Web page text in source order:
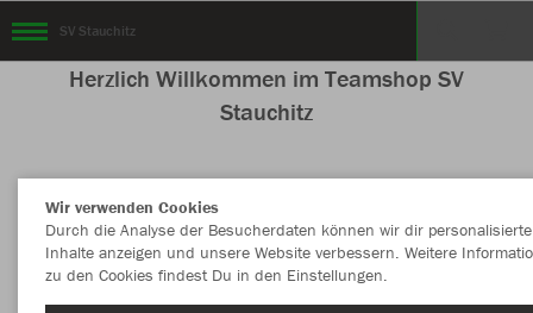
SV Stauchitz
Herzlich Willkommen im Teamshop SV
Stauchitz
Nachhaltig Farbe
Wir verwenden Cookies
Durch die Analyse der Besucherdaten können wir dir personalisierte
Inhalte anzeigen und unsere Website verbessern. Weitere
zu den Cookies findest Du in den Einstellungen.